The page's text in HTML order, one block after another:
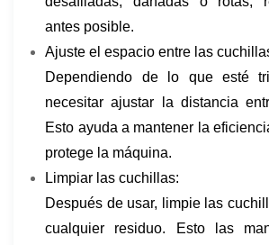
antes posible.
Ajuste el espacio entre las
Dependiendo de lo que esté
necesitar ajustar la distancia
Esto ayuda a mantener la
protege la máquina.
Limpiar las cuchillas:
Después de usar, limpie las
cualquier residuo. Esto las